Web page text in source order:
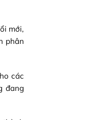
mới,
phân
các
đang